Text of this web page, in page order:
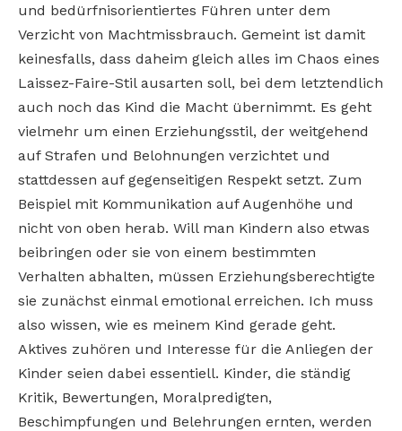
und bedürfnisorientiertes Führen unter dem
Verzicht von Machtmissbrauch. Gemeint ist damit
keinesfalls, dass daheim gleich alles im Chaos eines
Laissez-Faire-Stil ausarten soll, bei dem letztendlich
auch noch das Kind die Macht übernimmt. Es geht
vielmehr um einen Erziehungsstil, der weitgehend
auf Strafen und Belohnungen verzichtet und
stattdessen auf gegenseitigen Respekt setzt. Zum
Beispiel mit Kommunikation auf Augenhöhe und
nicht von oben herab. Will man Kindern also etwas
beibringen oder sie von einem bestimmten
Verhalten abhalten, müssen Erziehungsberechtigte
sie zunächst einmal emotional erreichen. Ich muss
also wissen, wie es meinem Kind gerade geht.
Aktives zuhören und Interesse für die Anliegen der
Kinder seien dabei essentiell. Kinder, die ständig
Kritik, Bewertungen, Moralpredigten,
Beschimpfungen und Belehrungen ernten, werden